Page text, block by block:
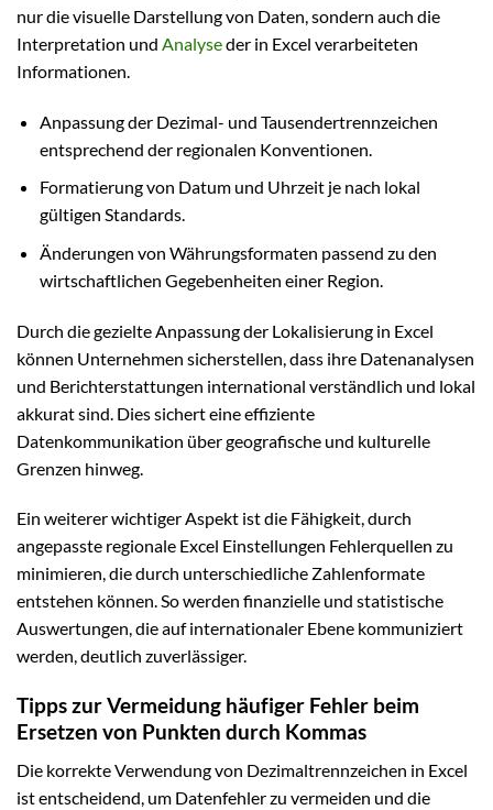
nur die visuelle Darstellung von Daten, sondern auch die
Interpretation und Analyseder in Excel verarbeiteten
Informationen.
Anpassung der Dezimal- und Tausendertrennzeichen
entsprechend der regionalen Konventionen.
Formatierung von Datum und Uhrzeit je nach lokal
gültigen Standards.
Änderungen von Währungsformaten passend zu den
wirtschaftlichen Gegebenheiten einer Region.
Durch die gezielte Anpassung der Lokalisierung in Excel
können Unternehmen sicherstellen, dass ihre Datenanalysen
und Berichterstattungen international verständlich und lokal
akkurat sind. Dies sichert eine effiziente
Datenkommunikation über geografische und kulturelle
Grenzen hinweg.
Ein weiterer wichtiger Aspekt ist die Fähigkeit, durch
angepasste regionale Excel Einstellungen Fehlerquellen zu
minimieren, die durch unterschiedliche Zahlenformate
entstehen können. So werden finanzielle und statistische
Auswertungen, die auf internationaler Ebene kommuniziert
werden, deutlich zuverlässiger.
Tipps zur Vermeidung häufiger Fehler beim
Ersetzen von Punkten durch Kommas
Die korrekte Verwendung von Dezimaltrennzeichen in Excel
ist entscheidend, um Datenfehler zu vermeiden und die